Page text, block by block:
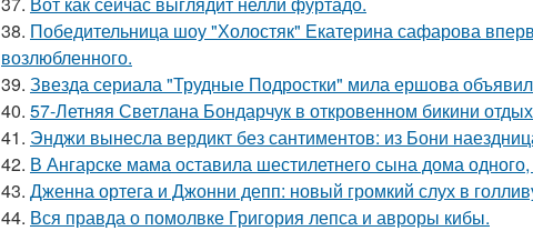
38. Победительница шоу "Холостяк" Екатерина сафарова
возлюбленного.
39. Звезда сериала "Трудные Подростки" мила ершова
40. 57-Летняя Светлана Бондарчук в откровенном бикини
41. Энджи вынесла вердикт без сантиментов: из Бони
42. В Ангарске мама оставила шестилетнего сына дома
43. Дженна ортега и Джонни депп: новый громкий слух в
44. Вся правда о помолвке Григория лепса и авроры кибы.